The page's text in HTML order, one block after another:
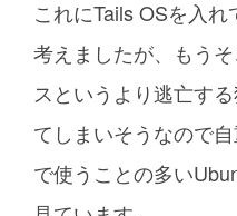
これにTails OSを入
考えましたが、もう
スというより逃亡す
てしまいそうなので
で使うことの多い